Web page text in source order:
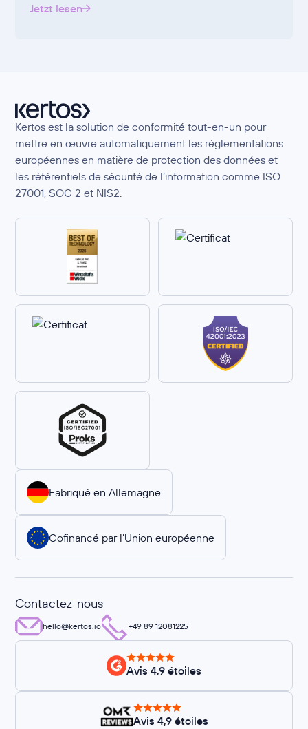
Jetzt lesen
Kertos est la solution de conformité tout-en-un pour
mettre en œuvre automatiquement les réglementations
européennes en matière de protection des données et
les référentiels de sécurité de l’information comme ISO
27001, SOC 2 et NIS2.
Fabriqué en Allemagne
Cofinancé par l’Union européenne
Contactez-nous
hello@kertos.io +49 89 12081225
Avis 4,9 étoiles
Avis 4,9 étoiles